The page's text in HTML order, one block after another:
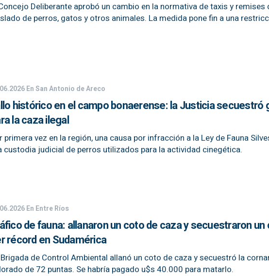
Deliberante aprobó un cambio en la normativa de taxis y remises
de perros, gatos y otros animales. La medida pone fin a una
En San Antonio de Areco
histórico en el campo bonaerense: la Justicia secuestró
la caza ilegal
primera vez en la región, una causa por infracción a la Ley de Fauna
custodia judicial de perros utilizados para la actividad cinegética.
En Entre Ríos
de fauna: allanaron un coto de caza y secuestraron
récord en Sudamérica
de Control Ambiental allanó un coto de caza y secuestró la
de 72 puntas. Se habría pagado u$s 40.000 para matarlo.